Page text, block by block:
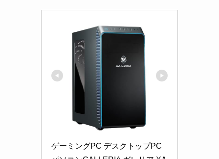
ゲーミングPC デスクトップPC